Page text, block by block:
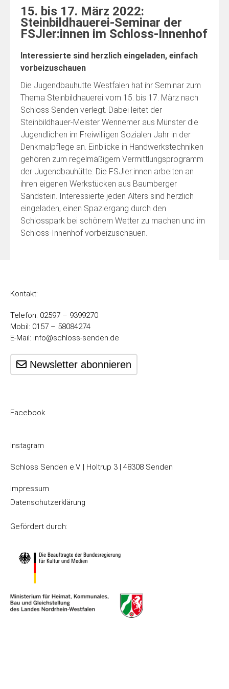
15. bis 17. März 2022:
Steinbildhauerei-Seminar der
FSJler:innen im Schloss-Innenhof
Interessierte sind herzlich eingeladen, einfach
vorbeizuschauen
Die Jugendbauhütte Westfalen hat ihr Seminar zum
Thema Steinbildhauerei vom 15. bis 17. März nach
Schloss Senden verlegt. Dabei leitet der
Steinbildhauer-Meister Wennemer aus Münster die
Jugendlichen im Freiwilligen Sozialen Jahr in der
Denkmalpflege an. Einblicke in Handwerkstechniken
gehören zum regelmäßigem Vermittlungsprogramm
der Jugendbauhütte: Die FSJler:innen arbeiten an
ihren eigenen Werkstücken aus Baumberger
Sandstein. Interessierte jeden Alters sind herzlich
eingeladen, einen Spaziergang durch den
Schlosspark bei schönem Wetter zu machen und im
Schloss-Innenhof vorbeizuschauen.
Kontakt:
Telefon: 02597 – 9399270
Mobil: 0157 – 58084274
E-Mail: info@schloss-senden.de
Newsletter abonnieren
Facebook
Instagram
Schloss Senden e.V. | Holtrup 3 | 48308 Senden
Impressum
Datenschutzerklärung
Gefördert durch: